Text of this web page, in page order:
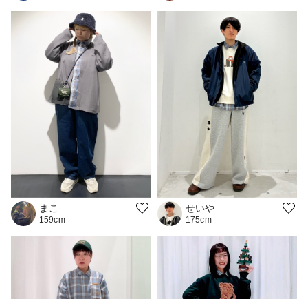
まこ
159cm
せいや
175cm